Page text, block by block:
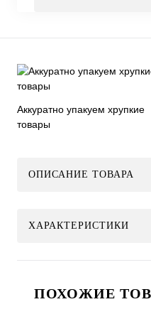
Аккуратно упакуем хрупкие
товары
ОПИСАНИЕ ТОВАРА
ХАРАКТЕРИСТИКИ
ПОХОЖИЕ